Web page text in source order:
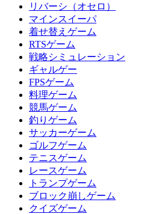
リバーシ（オセロ）
マインスイーパ
着せ替えゲーム
RTSゲーム
戦略シミュレーション
ギャルゲー
FPSゲーム
料理ゲーム
競馬ゲーム
釣りゲーム
サッカーゲーム
ゴルフゲーム
テニスゲーム
レースゲーム
トランプゲーム
ブロック崩しゲーム
クイズゲーム